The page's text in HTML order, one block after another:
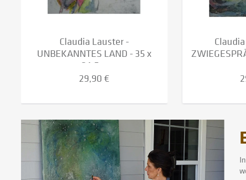
Claudia Lauster -
UNBEKANNTES LAND - 35 x
24,5...
29,90 €